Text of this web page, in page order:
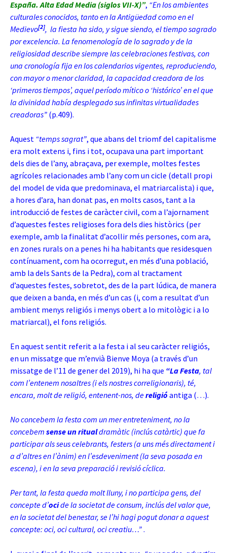
España. Alta Edad Media (siglos VII-X)”, “En los ambientes
culturales conocidos, tanto en la Antigüedad como en el
Medievo[2], la fiesta ha sido, y sigue siendo, el tiempo sagrado
por excelencia. La fenomenología de lo sagrado y de la
religiosidad describe siempre las celebraciones festivas, con
una cronología fija en los calendarios vigentes, reproduciendo,
con mayor o menor claridad, la capacidad creadora de los
‘primeros tiempos’, aquel período mítico o ‘histórico’ en el que
la divinidad había desplegado sus infinitas virtualidades
creadoras” (p.409).
Aquest “temps sagrat”, que abans del triomf del capitalisme
era molt extens i, fins i tot, ocupava una part important
dels dies de l’any, abraçava, per exemple, moltes festes
agrícoles relacionades amb l’any com un cicle (detall propi
del model de vida que predominava, el matriarcalista) i que,
a hores d’ara, han donat pas, en molts casos, tant a la
introducció de festes de caràcter civil, com a l’ajornament
d’aquestes festes religioses fora dels dies històrics (per
exemple, amb la finalitat d’acollir més persones, com ara,
en zones rurals on a penes hi ha habitants que residesquen
contínuament, com ha ocorregut, en més d’una població,
amb la dels Sants de la Pedra), com al tractament
d’aquestes festes, sobretot, des de la part lúdica, de manera
que deixen a banda, en més d’un cas (i, com a resultat d’un
ambient menys religiós i menys obert a lo mitològic i a lo
matriarcal), el fons religiós.
En aquest sentit referit a la festa i al seu caràcter religiós,
en un missatge que m’envià Bienve Moya (a través d’un
missatge de l’11 de gener del 2019), hi ha que “La Festa, tal
com l’entenem nosaltres (i els nostres correligionaris), té,
encara, molt de religió, entenent-nos, dereligióantiga (…).
No concebem la festa com un mer entreteniment, no la
concebem sense un ritualdramàtic (inclús catàrtic) que fa
participar als seus celebrants, festers (a uns més directament i
a d’altres en l’ànim) en l’esdeveniment (la seva posada en
escena), i en la seva preparació i revisió cíclica.
Per tant, la festa queda molt lluny, i no participa gens, del
concepte d’ocide la societat de consum, inclús del valor que,
en la societat del benestar, se l’hi hagi pogut donar a aquest
concepte: oci, oci cultural, oci creatiu…”.